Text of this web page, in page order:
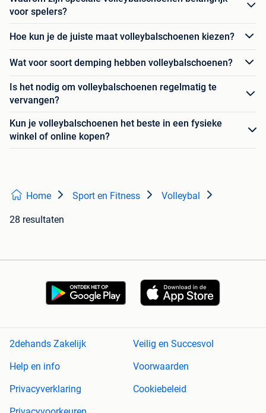
voor spelers?
Hoe kun je de juiste maat volleybalschoenen kiezen?
Wat voor soort demping hebben volleybalschoenen?
Is het nodig om volleybalschoenen regelmatig te
vervangen?
Kun je volleybalschoenen het beste in een fysieke
winkel of online kopen?
Home Sport en Fitness Volleybal
28 resultaten
2dehands Zakelijk
Veilig en Succesvol
Help en info
Voorwaarden
Privacyverklaring
Cookiebeleid